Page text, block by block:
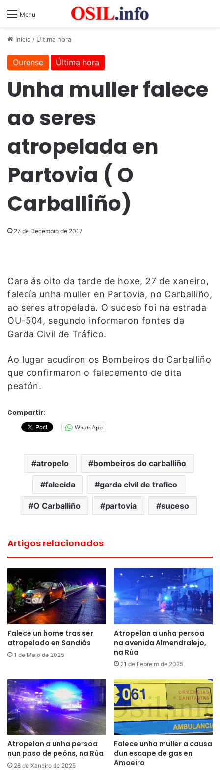
Menu
Inicio / Última hora
Ourense Última hora
Unha muller falece
ao seres
atropelada en
Partovia ( O
Carballiño)
27 de Decembro de 2017
Cara ás oito da tarde de hoxe, 27 de xaneiro,
falecía unha muller en Partovia, no Carballiño,
ao seres atropelada. O suceso foi na estrada
OU-504, segundo informaron fontes da
Garda Civil de Tráfico.
Ao lugar acudiron os Bombeiros do Carballiño
que confirmaron o falecemento de dita
peatón.
Compartir:
WhatsApp
atropelo bombeiros do carballiño
falecida garda civil de trafico
O Carballiño partovia suceso
Artigos relacionados
Falece un home tras ser
atropelado en Sandiás
1 de Maio de 2025
Atropelan a unha persoa
na avenida Almendralejo,
na Rúa
21 de Febreiro de 2025
Atropelan a unha persoa
nun paso de peóns, na Rúa
28 de Xaneiro de 2025
Falece unha muller a causa
dun escape de gas en
Amoeiro